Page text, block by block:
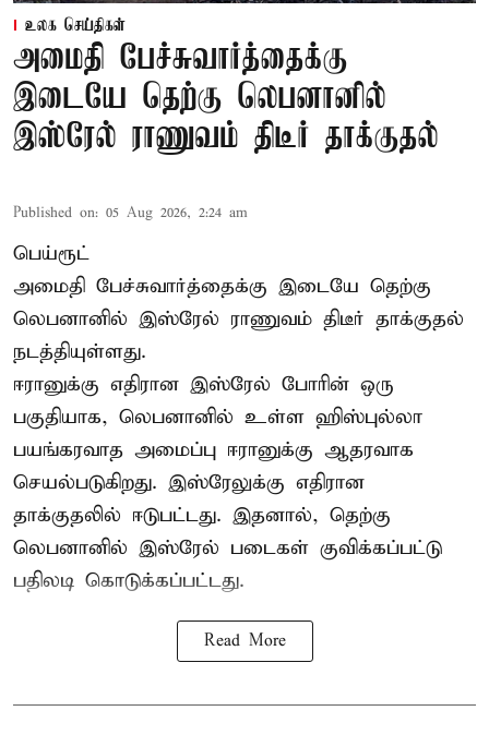
உலக செய்திகள்
அமைதி பேச்சுவார்த்தைக்கு
இடையே தெற்கு லெபனானில்
இஸ்ரேல் ராணுவம் திடீர் தாக்குதல்
Published on: 05 Aug 2026, 2:24 am
பெய்ரூட்
அமைதி பேச்சுவார்த்தைக்கு இடையே தெற்கு
லெபனானில் இஸ்ரேல் ராணுவம் திடீர் தாக்குதல்
நடத்தியுள்ளது.
ஈரானுக்கு எதிரான இஸ்ரேல் போரின் ஒரு
பகுதியாக, லெபனானில் உள்ள ஹிஸ்புல்லா
பயங்கரவாத அமைப்பு ஈரானுக்கு ஆதரவாக
செயல்படுகிறது. இஸ்ரேலுக்கு எதிரான
தாக்குதலில் ஈடுபட்டது. இதனால், தெற்கு
லெபனானில் இஸ்ரேல் படைகள் குவிக்கப்பட்டு
பதிலடி கொடுக்கப்பட்டது.
Read More